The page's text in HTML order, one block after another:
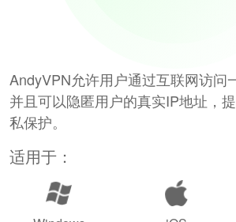
AndyVPN允许用户通过互联网访问
并且可以隐匿用户的真实IP地址，
私保护。
适用于：